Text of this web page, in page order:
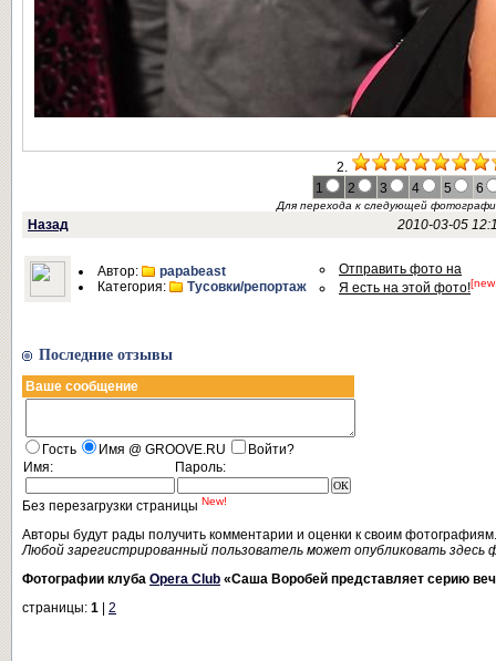
2.
1
2 3 4 5 6
Для перехода к следующей
Назад 2010-03-05
Автор:
papabeast
Категория:
Тусовки/репортаж
Отправить фото на
Я есть на этой фото!
Последние отзывы
Ваше сообщение
Гость Имя @ GROOVE.RU
Войти?
Имя:
Пароль:
Без перезагрузки страницы New!
Авторы будут рады получить комментарии и оценки к своим
Любой зарегистрированный пользователь может опубликовать здесь
Фотографии клуба Opera Club «Саша Воробей представляет серию
страницы: 1 2